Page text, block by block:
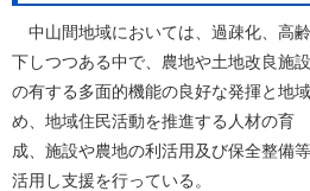
中山間地域においては、過疎化、高
下しつつある中で、農地や土地改良施設
の有する多面的機能の良好な発揮と地
め、地域住民活動を推進する人材の育
成、施設や農地の利活用及び保全整備
活用し支援を行っている。